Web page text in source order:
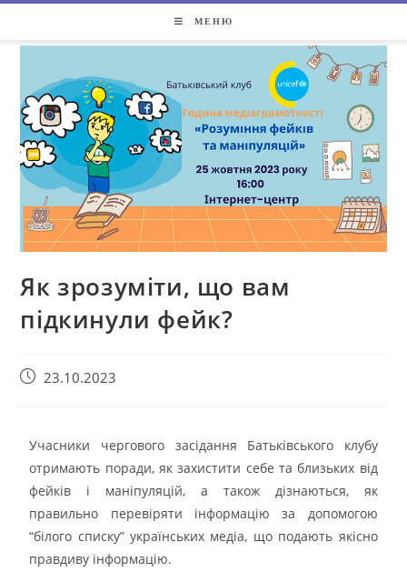
МЕНЮ
Як зрозуміти, що вам
підкинули фейк?
23.10.2023
Учасники чергового засідання Батьківського клубу
отримають поради, як захистити себе та близьких від
фейків і маніпуляцій, а також дізнаються, як
правильно перевіряти інформацію за допомогою
“білого списку” українських медіа, що подають якісно
правдиву інформацію.